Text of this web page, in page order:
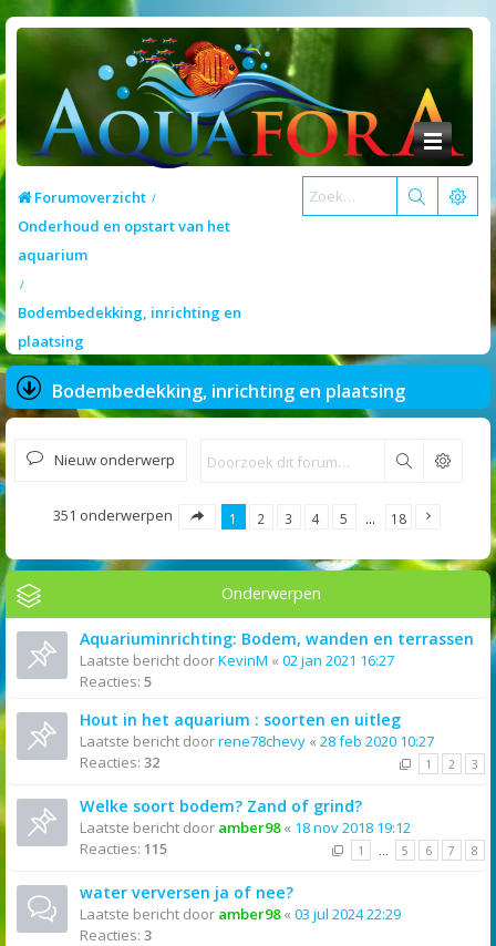
Forumoverzicht
Onderhoud en opstart van het
aquarium
Bodembedekking, inrichting en
plaatsing
Bodembedekking, inrichting en plaatsing
Nieuw onderwerp Zoek
351 onderwerpen 1 2 3 4 5 … 18
Onderwerpen
Aquariuminrichting: Bodem, wanden en terrassen
Laatste bericht doorKevinM « 02 jan 2021 16:27
Reacties: 5
Hout in het aquarium : soorten en uitleg
Laatste bericht doorrene78chevy « 28 feb 2020 10:27
Reacties: 32 1 2 3
Welke soort bodem? Zand of grind?
Laatste bericht door amber98« 18 nov 2018 19:12
Reacties: 115 1 … 5 6 7 8
water verversen ja of nee?
Laatste bericht door amber98« 03 jul 2024 22:29
Reacties: 3